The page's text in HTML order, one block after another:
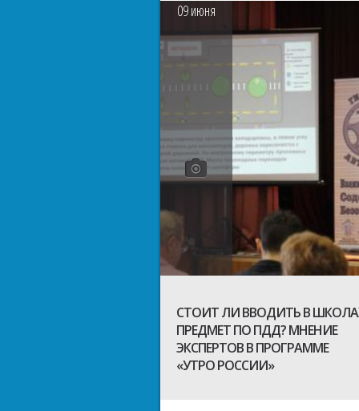
09июня
СТОИТ ЛИ ВВОДИТЬ В
ПРЕДМЕТ ПО ПДД? МНЕНИЕ
ЭКСПЕРТОВ В ПРОГРАММЕ
«УТРО РОССИИ»